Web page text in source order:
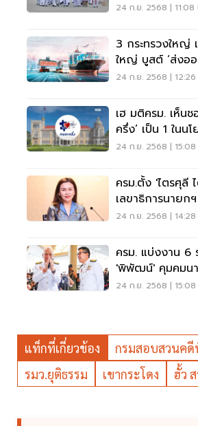
24 ก.ย. 2568 | 11:08
3 กระทรวงใหญ่
ใหญ่ บูสต์ ‘ส่งออ
24 ก.ย. 2568 | 12:26
เฮ มติครม. เห็นช
ครึ่ง’ เป็น 1 ในน
ต่อสภาฯ
24 ก.ย. 2568 | 15:08
ครม.ตั้ง 'ไตรศุลี
เลขาธิการนายก
ประวัติศาสตร์
24 ก.ย. 2568 | 14:28
ครม. แบ่งงาน​ 6
'พิพัฒน์' คุมคมน
'เอกนิติ' ดูคลัง พ
24 ก.ย. 2568 | 15:08
แท็กที่เกี่ยวข้อง กรมสอบสวนค
รมว.ยุติธรรม
เขากระโดง ฮั้ว